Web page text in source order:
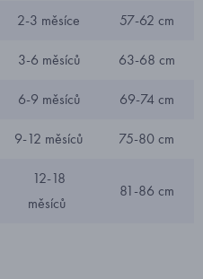
2-3 měsíce 57-62 cm
3-6 měsíců 63-68 cm
6-9 měsíců 69-74 cm
9-12 měsíců 75-80 cm
12-18
měsíců
81-86 cm